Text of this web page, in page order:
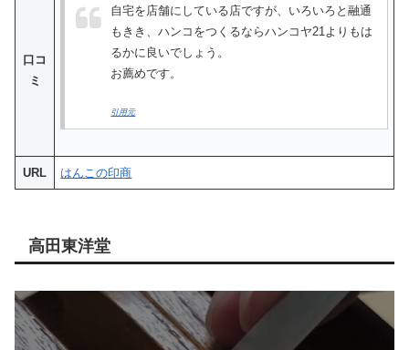
口コ
ミ
自宅を店舗にしている店ですが、いろいろと融通
もきき、ハンコをつくるならハンコヤ21よりもは
るかに良いでしょう。
お薦めです。
引用元
URL はんこの印商
高田東洋堂